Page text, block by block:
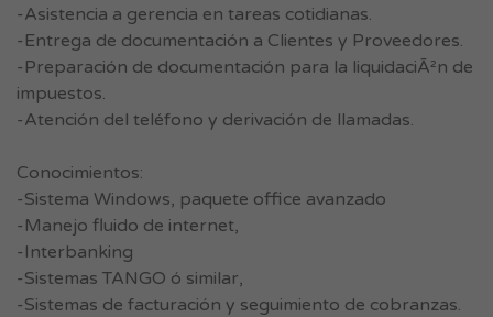
-Asistencia a gerencia en tareas cotidianas.
-Entrega de documentación a Clientes y Proveedores.
-Preparación de documentación para la liquidaciÃ²n de
impuestos.
-Atención del teléfono y derivación de llamadas.
Conocimientos:
-Sistema Windows, paquete office avanzado
-Manejo fluido de internet,
-Interbanking
-Sistemas TANGO ó similar,
-Sistemas de facturación y seguimiento de cobranzas.